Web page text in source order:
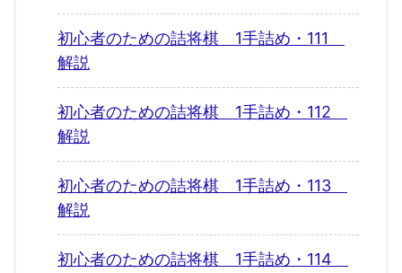
初心者のための詰将棋 1手詰め・111
解説
初心者のための詰将棋 1手詰め・112
解説
初心者のための詰将棋 1手詰め・113
解説
初心者のための詰将棋 1手詰め・114